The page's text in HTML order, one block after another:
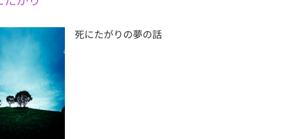
死にたがりの夢の話